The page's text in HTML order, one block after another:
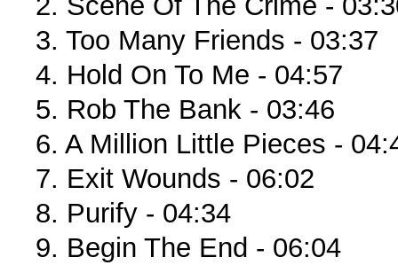
3. Too Many Friends - 03:37
4. Hold On To Me - 04:57
5. Rob The Bank - 03:46
6. A Million Little Pieces -
7. Exit Wounds - 06:02
8. Purify - 04:34
9. Begin The End - 06:04